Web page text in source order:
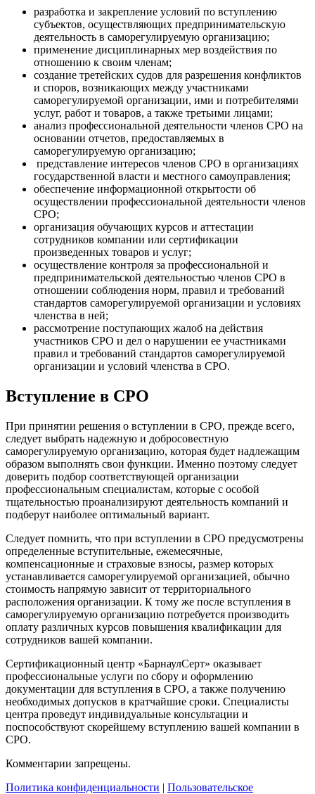
разработка и закрепление условий по вступлению
субъектов, осуществляющих предпринимательскую
деятельность в саморегулируемую организацию;
применение дисциплинарных мер воздействия по
отношению к своим членам;
создание третейских судов для разрешения конфликтов
и споров, возникающих между участниками
саморегулируемой организации, ими и потребителями
услуг, работ и товаров, а также третьими лицами;
анализ профессиональной деятельности членов СРО на
основании отчетов, предоставляемых в
саморегулируемую организацию;
представление интересов членов СРО в организациях
государственной власти и местного самоуправления;
обеспечение информационной открытости об
осуществлении профессиональной деятельности членов
СРО;
организация обучающих курсов и аттестации
сотрудников компании или сертификации
произведенных товаров и услуг;
осуществление контроля за профессиональной и
предпринимательской деятельностью членов СРО в
отношении соблюдения норм, правил и требований
стандартов саморегулируемой организации и условиях
членства в ней;
рассмотрение поступающих жалоб на действия
участников СРО и дел о нарушении ее участниками
правил и требований стандартов саморегулируемой
организации и условий членства в СРО.
Вступление в СРО
При принятии решения о вступлении в СРО, прежде всего,
следует выбрать надежную и добросовестную
саморегулируемую организацию, которая будет надлежащим
образом выполнять свои функции. Именно поэтому следует
доверить подбор соответствующей организации
профессиональным специалистам, которые с особой
тщательностью проанализируют деятельность компаний и
подберут наиболее оптимальный вариант.
Следует помнить, что при вступлении в СРО предусмотрены
определенные вступительные, ежемесячные,
компенсационные и страховые взносы, размер которых
устанавливается саморегулируемой организацией, обычно
стоимость напрямую зависит от территориального
расположения организации. К тому же после вступления в
саморегулируемую организацию потребуется производить
оплату различных курсов повышения квалификации для
сотрудников вашей компании.
Сертификационный центр «БарнаулСерт» оказывает
профессиональные услуги по сбору и оформлению
документации для вступления в СРО, а также получению
необходимых допусков в кратчайшие сроки. Специалисты
центра проведут индивидуальные консультации и
поспособствуют скорейшему вступлению вашей компании в
СРО.
Комментарии запрещены.
Политика конфиденциальности | Пользовательское